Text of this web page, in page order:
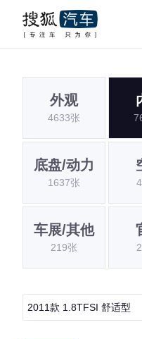
外观
4633张
底盘/动力
1637张
车展/其他
219张
2011款 1.8TFSI 舒适型